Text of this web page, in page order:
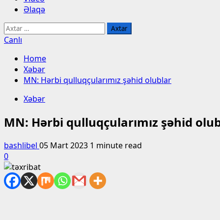
Əlaqə
Axtarış:
Canlı
Home
Xəbər
MN: Hərbi qulluqçularımız şəhid olublar
Xəbər
MN: Hərbi qulluqçularımız şəhid
bashlibel 05 Mart 2023 1 minute read
0